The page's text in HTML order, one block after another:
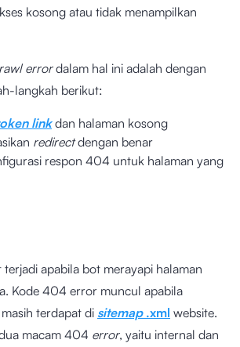
kosong atau tidak menampilkan
errordalam hal ini adalah dengan
langkah berikut:
linkdan halaman kosong
redirectdengan benar
respon 404 untuk halaman yang
apabila bot merayapi halaman
Kode 404 error muncul apabila
terdapat di sitemap.xml website.
macam 404 error, yaitu internal dan